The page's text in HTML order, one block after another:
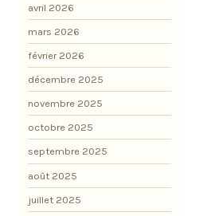
avril 2026
mars 2026
février 2026
décembre 2025
novembre 2025
octobre 2025
septembre 2025
août 2025
juillet 2025